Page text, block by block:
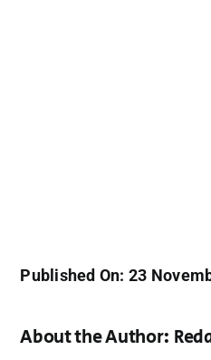
Published On: 23
About the Author: